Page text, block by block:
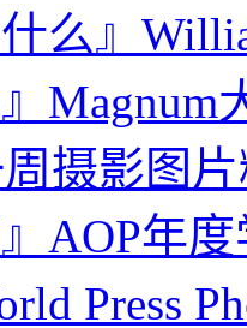
什么』
』
周摄影图
』AOP年
Press